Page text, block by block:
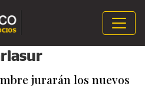
jurarán los nuevos